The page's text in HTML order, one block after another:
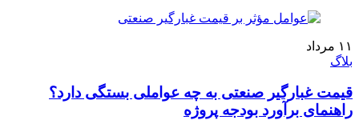
۱۱ مرداد
بلاگ
قیمت غبارگیر صنعتی به چه عواملی بستگی دارد؟
راهنمای برآورد بودجه پروژه